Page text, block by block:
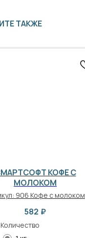
ТАКЖЕ
КОФЕ С
МОЛОКОМ
906 Кофе с молоком
582 ₽
Количество